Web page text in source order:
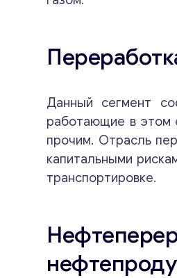
Данный сегмент
работающие в этом
прочим. Отрасль
капитальными
транспортировке.